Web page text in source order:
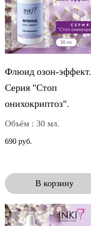
Флюид озон-эффект.
Серия "Стоп
онихокриптоз".
Объём : 30 мл.
690 руб.
В корзину